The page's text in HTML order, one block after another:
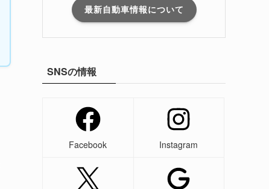
最新自動車情報について
SNSの情報
Facebook Instagram